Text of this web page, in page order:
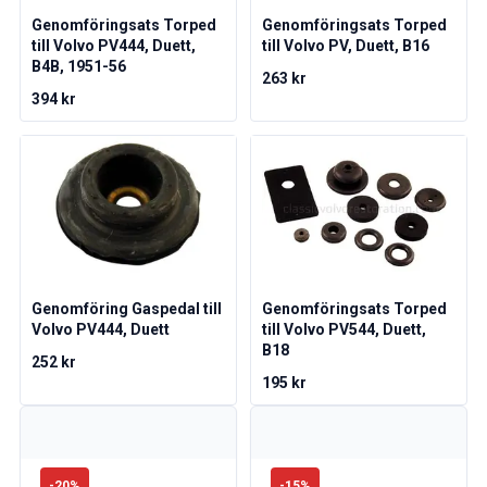
Övrigt Volvo Amazon
Volvo Amazon Däck/Fälg/Navkapslar
Volvo 1800 Reservdelar
Volvo 1800 Bromssystem
Volvo 1800 Bränsle/avgassystem
Volvo 1800 Karosseri
Volvo 1800 Kylsystem
Volvo 1800 Motorreglage
Volvo 1800 Motordelar
Volvo 1800 Elsystem
Volvo 1800 Kraftöverföring/bakaxel
Volvo 1800 Inredning
Värme/Friskluftsanläggning Volvo 1800 (1961-73)
Volvo 140/164 Karosseri
Genomföringsats Torped
till Volvo PV444, Duett,
B4B, 1951-56
394 kr
Genomföringsats Torped
till Volvo PV, Duett, B16
263 kr
Genomföring Gaspedal till
Volvo PV444, Duett
252 kr
Genomföringsats Torped
till Volvo PV544, Duett,
B18
195 kr